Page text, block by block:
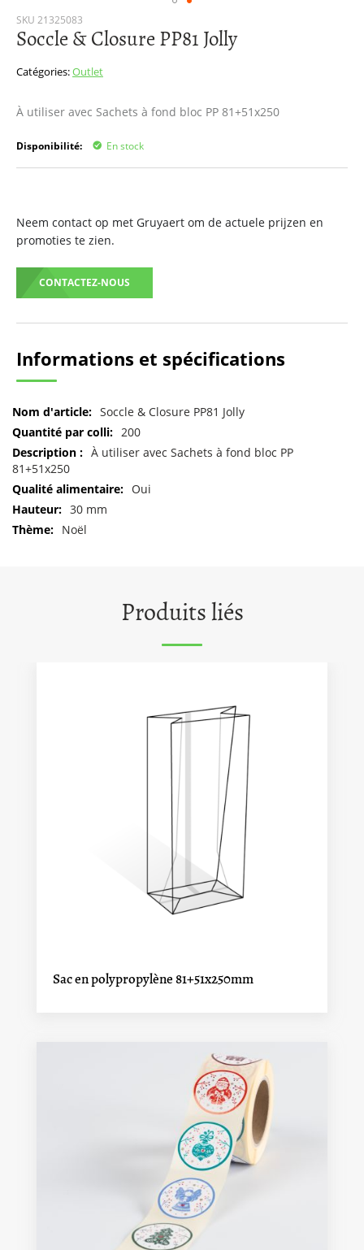
SKU 21325083
Soccle & Closure PP81 Jolly
Catégories:Outlet
À utiliser avec Sachets à fond bloc PP 81+51x250
Disponibilité: En stock
Neem contact op met Gruyaert om de actuele prijzen en
promoties te zien.
CONTACTEZ-NOUS
Passer
au
de
d’images
Informations et spécifications
Pour
plus
d'informations
Soccle & Closure PP81 Jolly
200
À utiliser avec Sachets à fond bloc PP
81+51x250
Oui
30 mm
Noël
Produits liés
Sac en polypropylène 81+51x250mm